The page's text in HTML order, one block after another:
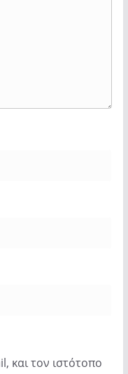
και τον ιστότοπο